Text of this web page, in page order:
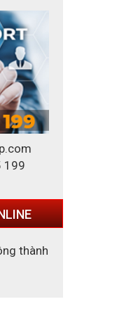
199
thành